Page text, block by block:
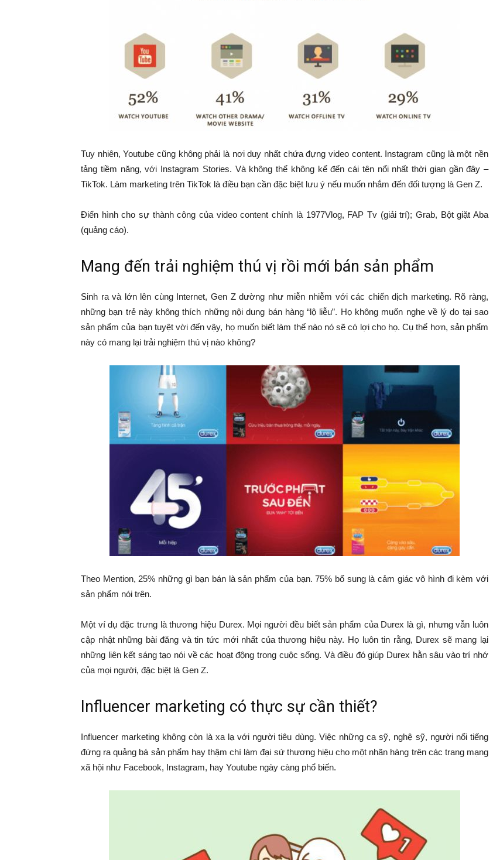
Tuy nhiên, Youtube cũng không phải là nơi duy nhất chứa đựng video content. Instagram cũng là một nền
tảng tiềm năng, với Instagram Stories. Và không thể không kể đến cái tên nổi nhất thời gian gần đây –
TikTok. Làm marketing trên TikTok là điều bạn cần đặc biệt lưu ý nếu muốn nhắm đến đối tượng là Gen Z.
Điển hình cho sự thành công của video content chính là 1977Vlog, FAP Tv (giải trí); Grab, Bột giặt Aba
(quảng cáo).
Mang đến trải nghiệm thú vị rồi mới bán sản phẩm
Sinh ra và lớn lên cùng Internet, Gen Z dường như miễn nhiễm với các chiến dịch marketing. Rõ ràng,
những bạn trẻ này không thích những nội dung bán hàng “lộ liễu”. Họ không muốn nghe về lý do tại sao
sản phẩm của bạn tuyệt vời đến vậy, họ muốn biết làm thế nào nó sẽ có lợi cho họ. Cụ thể hơn, sản phẩm
này có mang lại trải nghiệm thú vị nào không?
Theo Mention, 25% những gì bạn bán là sản phẩm của bạn. 75% bổ sung là cảm giác vô hình đi kèm với
sản phẩm nói trên.
Một ví dụ đặc trưng là thương hiệu Durex. Mọi người đều biết sản phẩm của Durex là gì, nhưng vẫn luôn
cập nhật những bài đăng và tin tức mới nhất của thương hiệu này. Họ luôn tin rằng, Durex sẽ mang lại
những liên kết sáng tạo nói về các hoạt động trong cuộc sống. Và điều đó giúp Durex hằn sâu vào trí nhớ
của mọi người, đặc biệt là Gen Z.
Influencer marketing có thực sự cần thiết?
Influencer marketing không còn là xa lạ với người tiêu dùng. Việc những ca sỹ, nghệ sỹ, người nổi tiếng
đứng ra quảng bá sản phẩm hay thậm chí làm đại sứ thương hiệu cho một nhãn hàng trên các trang mạng
xã hội như Facebook, Instagram, hay Youtube ngày càng phổ biến.